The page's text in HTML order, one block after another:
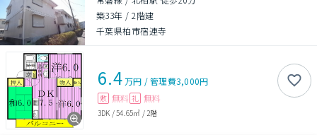
築33年 /2階建
千葉県柏市宿連寺
6.4万円 /管理費3,000円
敷 無料 礼 無料
3DK /54.65㎡ / 2階